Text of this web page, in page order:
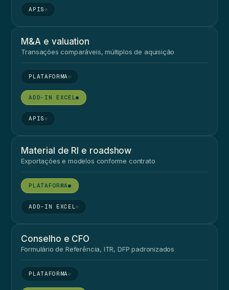
●
M&A e valuation
Transações comparáveis, múltiplos de aquisição
●
●
●
Material de RI e roadshow
Exportações e modelos conforme contrato
●
●
Conselho e CFO
Formulário de Referência, ITR, DFP padronizados
●